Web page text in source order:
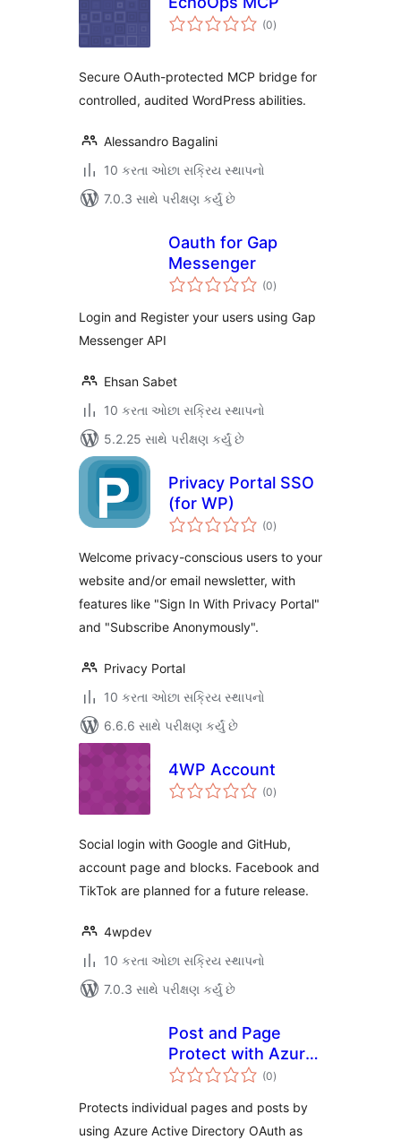
(0કુલ
રેટિંગ્સ
)
Secure OAuth-protected MCP bridge for
controlled, audited WordPress abilities.
Alessandro Bagalini
10 કરતા ઓછા સક્રિય સ્થાપનો
7.0.3 સાથે પરીક્ષણ કર્યું છે
Oauth for Gap
Messenger
(0કુલ
રેટિંગ્સ
)
Login and Register your users using Gap
Messenger API
Ehsan Sabet
10 કરતા ઓછા સક્રિય સ્થાપનો
5.2.25 સાથે પરીક્ષણ કર્યું છે
Privacy Portal SSO
(for WP)
(0કુલ
રેટિંગ્સ
)
Welcome privacy-conscious users to your
website and/or email newsletter, with
features like "Sign In With Privacy Portal"
and "Subscribe Anonymously".
Privacy Portal
10 કરતા ઓછા સક્રિય સ્થાપનો
6.6.6 સાથે પરીક્ષણ કર્યું છે
4WP Account
(0કુલ
રેટિંગ્સ
)
Social login with Google and GitHub,
account page and blocks. Facebook and
TikTok are planned for a future release.
4wpdev
10 કરતા ઓછા સક્રિય સ્થાપનો
7.0.3 સાથે પરીક્ષણ કર્યું છે
Post and Page
Protect with Azure
AD
(0કુલ
રેટિંગ્સ
)
Protects individual pages and posts by
using Azure Active Directory OAuth as